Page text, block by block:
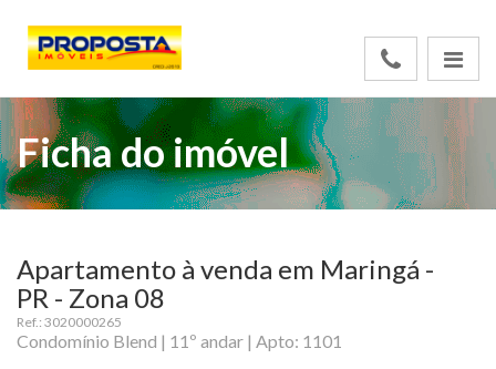
Ficha do imóvel
Apartamento à venda em Maringá -
PR - Zona 08
Ref.: 3020000265
Condomínio Blend | 11º andar | Apto: 1101